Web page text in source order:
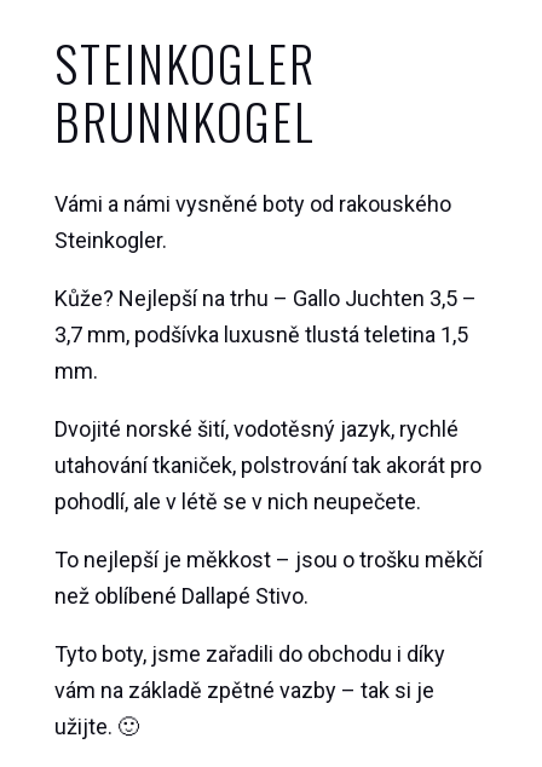
STEINKOGLER
BRUNNKOGEL
Vámi a námi vysněné boty od rakouského
Steinkogler.
Kůže? Nejlepší na trhu – Gallo Juchten 3,5 –
3,7 mm, podšívka luxusně tlustá teletina 1,5
mm.
Dvojité norské šití, vodotěsný jazyk, rychlé
utahování tkaniček, polstrování tak akorát pro
pohodlí, ale v létě se v nich neupečete.
To nejlepší je měkkost – jsou o trošku měkčí
než oblíbené Dallapé Stivo.
Tyto boty, jsme zařadili do obchodu i díky
vám na základě zpětné vazby – tak si je
užijte. 🙂